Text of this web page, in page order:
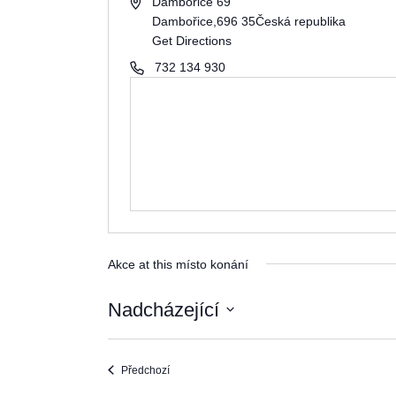
Dambořice ,696 35Česká republika
Get Directions
732 134 930
Akce at this místo konání
Nadcházející
PředchozíAkce